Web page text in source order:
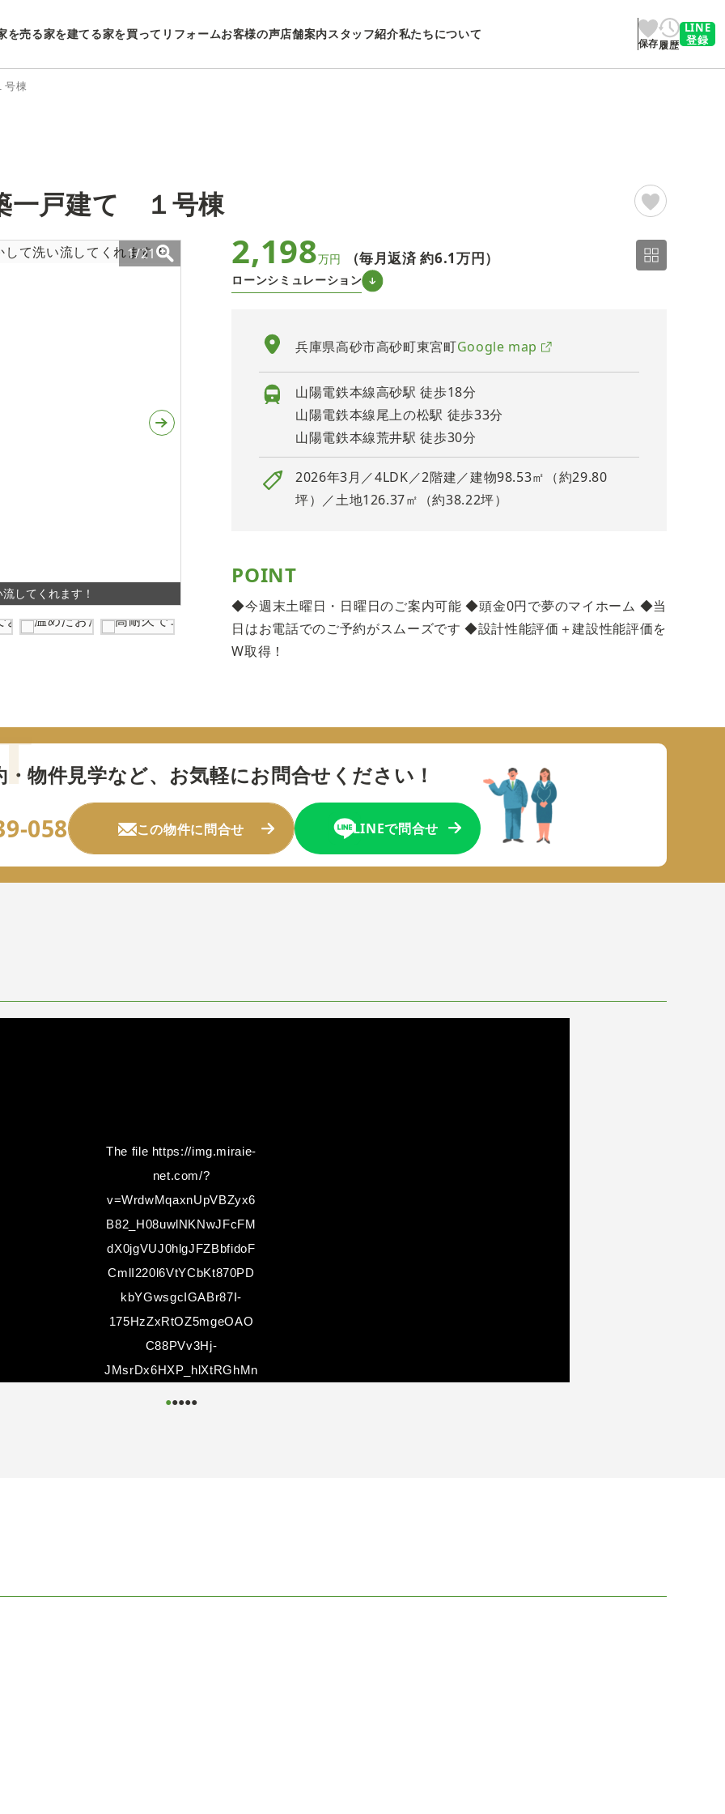
を売る家を建てる家を買ってリフォームお客様の声店舗案内スタッフ紹介私たちについて
保存履歴
LINE
登録
棟
一戸建て １号棟
1/21
してくれます！
2/21
2,198万円 （毎月返済 約6.1万円）
ローンシミュレーション
兵庫県高砂市高砂町東宮町Google map
山陽電鉄本線高砂駅 徒歩18分
山陽電鉄本線尾上の松駅 徒歩33分
山陽電鉄本線荒井駅 徒歩30分
2026年3月／4LDK／2階建／建物98.53㎡（約29.80
坪）／土地126.37㎡（約38.22坪）
POINT
◆今週末土曜日・日曜日のご案内可能 ◆頭金0円で夢のマイホーム ◆当
日はお電話でのご予約がスムーズです ◆設計性能評価＋建設性能評価を
W取得！
物件見学など、 お気軽にお問合せください！
058 この物件に問合せ LINEで問合せ
The file https://img.miraie-
net.com/?
v=WrdwMqaxnUpVBZyx6
B82_H08uwlNKNwJFcFM
dX0jgVUJ0hlgJFZBbfidoF
CmlI220l6VtYCbKt870PD
kbYGwsgcIGABr87I-
175HzZxRtOZ5mgeOAO
C88PVv3Hj-
JMsrDx6HXP_hlXtRGhMn
●●●●●